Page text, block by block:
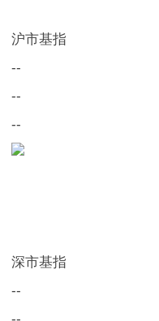
沪市基指
--
--
--
深市基指
--